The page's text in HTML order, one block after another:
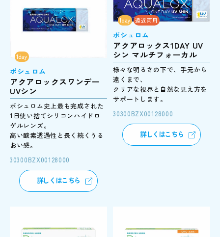
1day
ボシュロム
アクアロックスワンデー
UVシン
ボシュロム史上最も完成された
1日使い捨てシリコンハイドロ
ゲルレンズ。
高い酸素透過性と長く続くうる
おい感。
30300BZX00128000
詳しくはこちら
1day 遠近両用
ボシュロム
アクアロックス1DAY UV
シン マルチフォーカル
様々な明るさの下で、手元から
遠くまで、
クリアな視界と自然な見え方を
サポートします。
30300BZX00128000
詳しくはこちら